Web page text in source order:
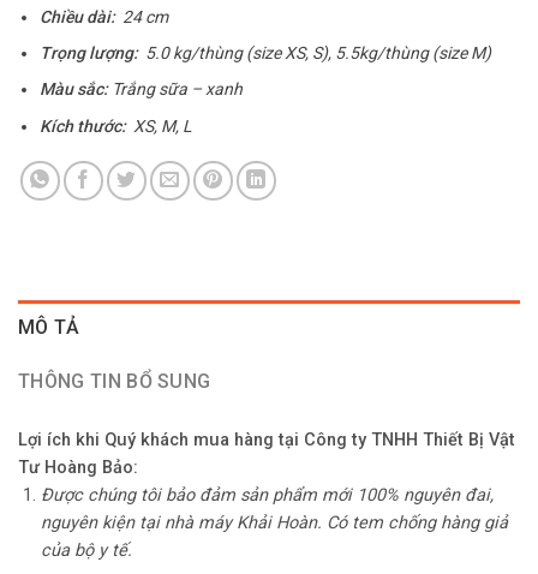
Chiều dài: 24 cm
Trọng lượng:5.0 kg/thùng (size XS, S), 5.5kg/thùng (size M)
Màu sắc:Trắng sữa – xanh
Kích thước: XS, M, L
MÔ TẢ
THÔNG TIN BỔ SUNG
Lợi ích khi Quý khách mua hàng tại Công ty TNHH Thiết Bị Vật
Tư Hoàng Bảo:
Được chúng tôi bảo đảm sản phẩm mới 100% nguyên đai,
nguyên kiện tại nhà máy Khải Hoàn. Có tem chống hàng giả
của bộ y tế.